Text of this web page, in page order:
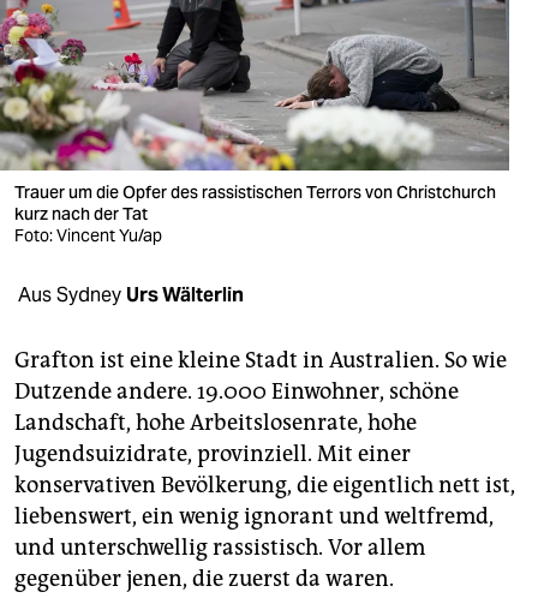
nord
wahrheit
verlag
verlag
veranstaltungen
fragen & hilfe
unterstützen
abo
genossenschaft
epaper login
Trauer um die Opfer des rassistischen Terrors von Christchurch
kurz nach der Tat
Foto: Vincent Yu/ap
Aus Sydney Urs Wälterlin
Grafton ist eine kleine Stadt in Australien. So wie
Dutzende andere. 19.000 Einwohner, schöne
Landschaft, hohe Arbeitslosenrate, hohe
Jugendsuizidrate, provinziell. Mit einer
konservativen Bevölkerung, die eigentlich nett ist,
liebenswert, ein wenig ignorant und weltfremd,
und unterschwellig rassistisch. Vor allem
gegenüber jenen, die zuerst da waren.